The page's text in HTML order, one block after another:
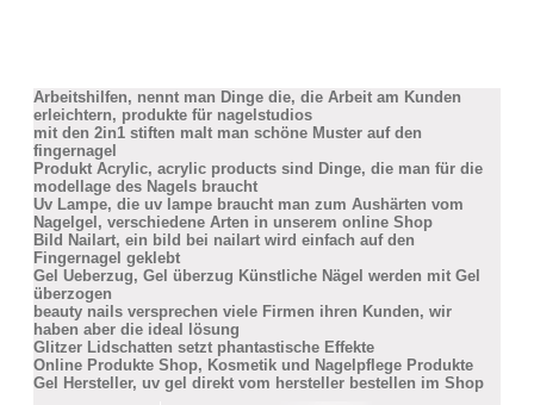
Arbeitshilfen, nennt man Dinge die, die Arbeit am Kunden
erleichtern, produkte für nagelstudios
mit den 2in1 stiften malt man schöne Muster auf den
fingernagel
Produkt Acrylic, acrylic products sind Dinge, die man für die
modellage des Nagels braucht
Uv Lampe, die uv lampe braucht man zum Aushärten vom
Nagelgel, verschiedene Arten in unserem online Shop
Bild Nailart, ein bild bei nailart wird einfach auf den
Fingernagel geklebt
Gel Ueberzug, Gel überzug Künstliche Nägel werden mit Gel
überzogen
beauty nails versprechen viele Firmen ihren Kunden, wir
haben aber die ideal lösung
Glitzer Lidschatten setzt phantastische Effekte
Online Produkte Shop, Kosmetik und Nagelpflege Produkte
Gel Hersteller, uv gel direkt vom hersteller bestellen im Shop